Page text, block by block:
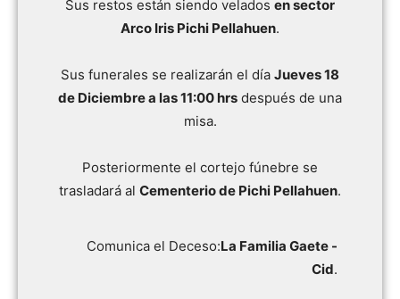
Sus restos están siendo velados en sector
Arco Iris Pichi Pellahuen.
Sus funerales se realizarán el día Jueves 18
de Diciembre a las 11:00 hrs después de una
misa.
Posteriormente el cortejo fúnebre se
trasladará al Cementerio de Pichi Pellahuen.
Comunica el Deceso:La Familia Gaete -
Cid.